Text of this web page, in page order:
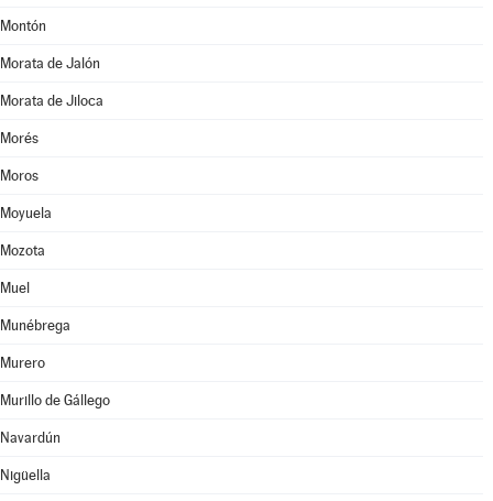
Montón
Morata de Jalón
Morata de Jiloca
Morés
Moros
Moyuela
Mozota
Muel
Munébrega
Murero
Murillo de Gállego
Navardún
Nigüella